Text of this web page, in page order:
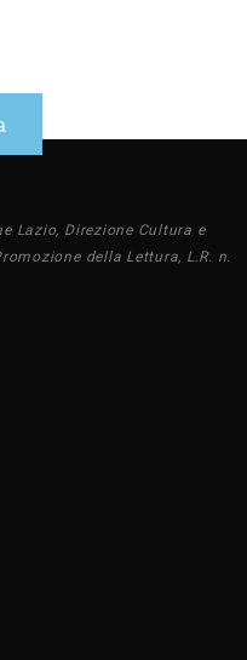
Lazio, Direzione Cultura e
della Lettura, L.R. n.